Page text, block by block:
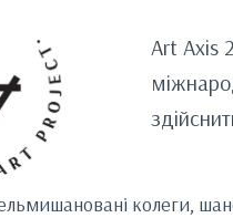
Art Axis
колеги,